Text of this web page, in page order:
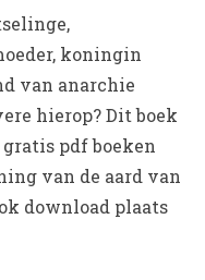
koningin
van anarchie
hierop? Dit boek
pdf boeken
van de aard van
download plaats